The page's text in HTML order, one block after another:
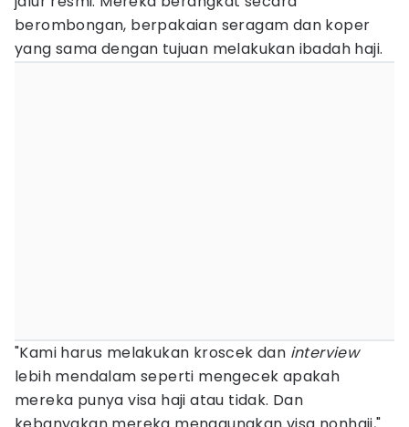
berombongan, berpakaian seragam dan koper
yang sama dengan tujuan melakukan ibadah haji.
"Kami harus melakukan kroscek dan interview
lebih mendalam seperti mengecek apakah
mereka punya visa haji atau tidak. Dan